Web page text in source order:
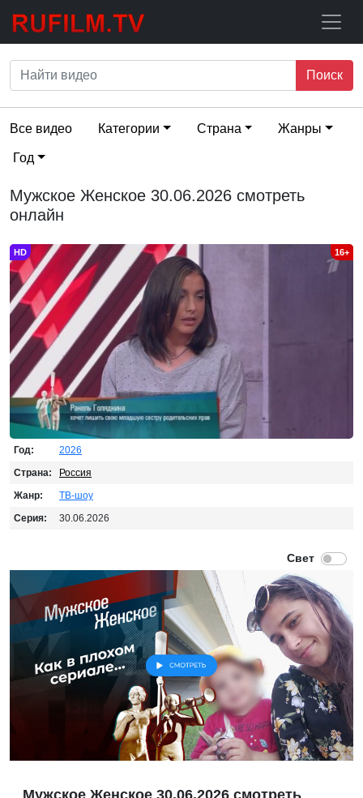
Поиск
Все видео Категории Страна Жанры
Год
Мужское Женское 30.06.2026 смотреть
онлайн
HD 16+
Год:
2026
Страна:
Россия
Жанр:
ТВ-шоу
Серия:
30.06.2026